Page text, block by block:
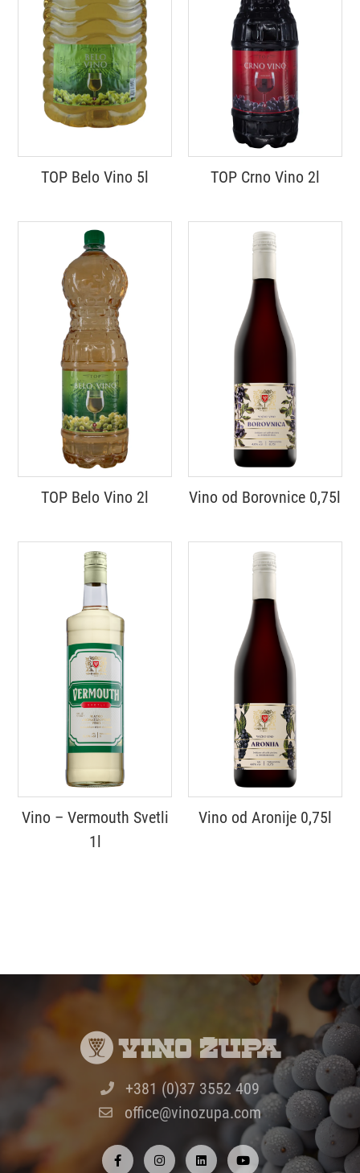
TOP Belo Vino 5l TOP Crno Vino 2l
TOP Belo Vino 2l Vino od Borovnice 0,75l
Vino – Vermouth Svetli
1l
Vino od Aronije 0,75l
+381 (0)37 3552 409
office@vinozupa.com